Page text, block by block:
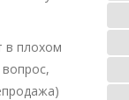
в плохом